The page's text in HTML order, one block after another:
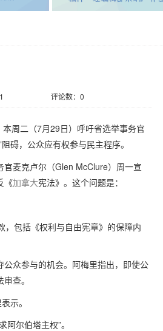
评论数：0
周二（7月29日）呼吁省选举事务官
碍，公众应有权参与民主程序。
麦克卢尔（Glen McClure）周一宣
《加拿大宪法》。这个问题是：
包括《权利与自由宪章》的保障内
众参与的机会。阿梅里指出，即使公
查。
示。
阿尔伯塔主权”。